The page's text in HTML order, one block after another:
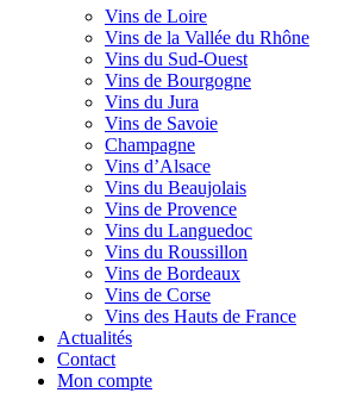
Vins de Loire
Vins de la Vallée du Rhône
Vins du Sud-Ouest
Vins de Bourgogne
Vins du Jura
Vins de Savoie
Champagne
Vins d’Alsace
Vins du Beaujolais
Vins de Provence
Vins du Languedoc
Vins du Roussillon
Vins de Bordeaux
Vins de Corse
Vins des Hauts de France
Actualités
Contact
Mon compte